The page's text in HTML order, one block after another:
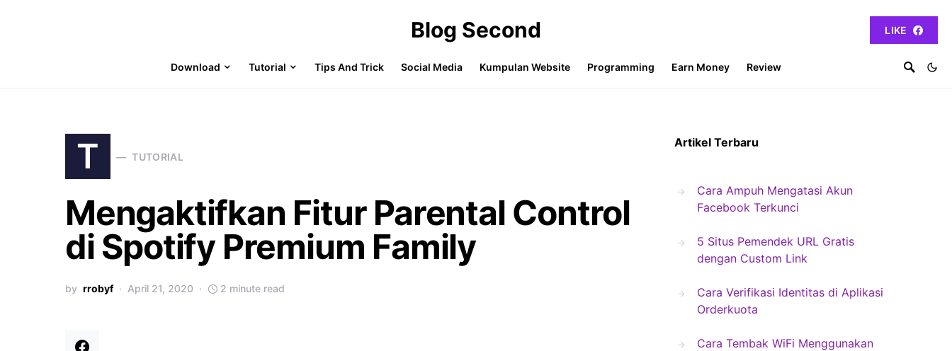
Blog Second LIKE
Download Tutorial Tips And Trick Social Media Kumpulan Website Programming Earn Money Review
T TUTORIAL
Mengaktifkan Fitur Parental Control
di Spotify Premium Family
by rrobyf April 21, 2020 2 minute read
Artikel Terbaru
Cara Ampuh Mengatasi Akun
Facebook Terkunci
5 Situs Pemendek URL Gratis
dengan Custom Link
Cara Verifikasi Identitas di Aplikasi
Orderkuota
Cara Tembak WiFi Menggunakan